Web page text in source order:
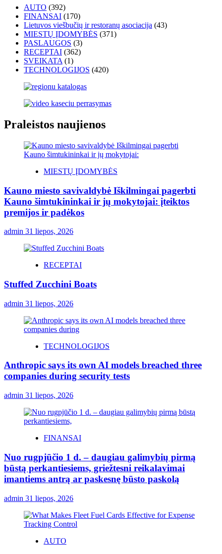
AUTO (392)
FINANSAI (170)
Lietuvos viešbučių ir restoranų asociacija (43)
MIESTŲ ĮDOMYBĖS (371)
PASLAUGOS (3)
RECEPTAI (362)
SVEIKATA (1)
TECHNOLOGIJOS (420)
Praleistos naujienos
MIESTŲ ĮDOMYBĖS
Kauno miesto savivaldybė Iškilmingai pagerbti
Kauno šimtukininkai ir jų mokytojai: įteiktos
premijos ir padėkos
admin 31 liepos, 2026
RECEPTAI
Stuffed Zucchini Boats
admin 31 liepos, 2026
TECHNOLOGIJOS
Anthropic says its own AI models breached three
companies during security tests
admin 31 liepos, 2026
FINANSAI
Nuo rugpjūčio 1 d. – daugiau galimybių pirmą
būstą perkantiesiems, griežtesni reikalavimai
imantiems antrą ar paskesnę būsto paskolą
admin 31 liepos, 2026
AUTO